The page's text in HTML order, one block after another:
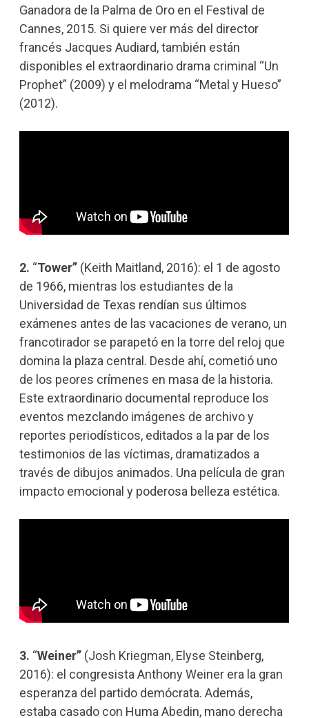
Ganadora de la Palma de Oro en el Festival de
Cannes, 2015. Si quiere ver más del director
francés Jacques Audiard, también están
disponibles el extraordinario drama criminal “Un
Prophet” (2009) y el melodrama “Metal y Hueso”
(2012).
2. “Tower” (Keith Maitland, 2016): el 1 de agosto
de 1966, mientras los estudiantes de la
Universidad de Texas rendían sus últimos
exámenes antes de las vacaciones de verano, un
francotirador se parapetó en la torre del reloj que
domina la plaza central. Desde ahí, cometió uno
de los peores crímenes en masa de la historia.
Este extraordinario documental reproduce los
eventos mezclando imágenes de archivo y
reportes periodísticos, editados a la par de los
testimonios de las víctimas, dramatizados a
través de dibujos animados. Una película de gran
impacto emocional y poderosa belleza estética.
3. “Weiner” (Josh Kriegman, Elyse Steinberg,
2016): el congresista Anthony Weiner era la gran
esperanza del partido demócrata. Además,
estaba casado con Huma Abedin, mano derecha